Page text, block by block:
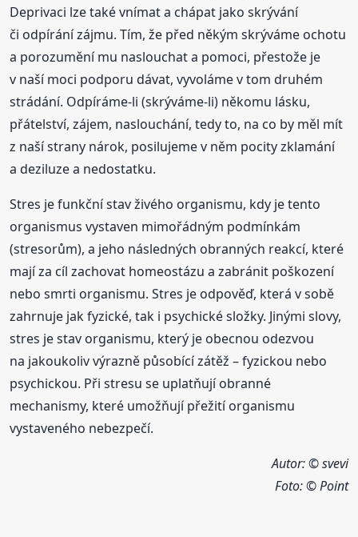
Deprivaci lze také vnímat a chápat jako skrývání
či odpírání zájmu. Tím, že před někým skrýváme ochotu
a porozumění mu naslouchat a pomoci, přestože je
v naší moci podporu dávat, vyvoláme v tom druhém
strádání. Odpíráme-li (skrýváme-li) někomu lásku,
přátelství, zájem, naslouchání, tedy to, na co by měl mít
z naší strany nárok, posilujeme v něm pocity zklamání
a deziluze a nedostatku.
Stres je funkční stav živého organismu, kdy je tento
organismus vystaven mimořádným podmínkám
(stresorům), a jeho následných obranných reakcí, které
mají za cíl zachovat homeostázu a zabránit poškození
nebo smrti organismu. Stres je odpověď, která v sobě
zahrnuje jak fyzické, tak i psychické složky. Jinými slovy,
stres je stav organismu, který je obecnou odezvou
na jakoukoliv výrazně působící zátěž – fyzickou nebo
psychickou. Při stresu se uplatňují obranné
mechanismy, které umožňují přežití organismu
vystaveného nebezpečí.
Autor: © svevi
Foto:© Point